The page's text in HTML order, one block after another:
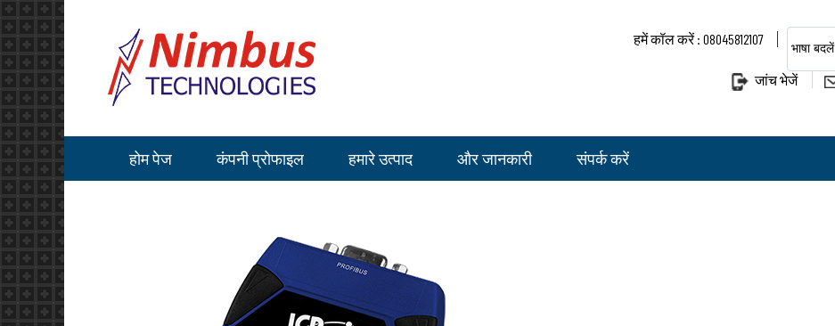
भाषा बदलें
हमें कॉल करें : 08045812107
जांच भेजें
होम पेज कंपनी प्रोफाइल हमारे उत्पाद और जानकारी संपर्क करें